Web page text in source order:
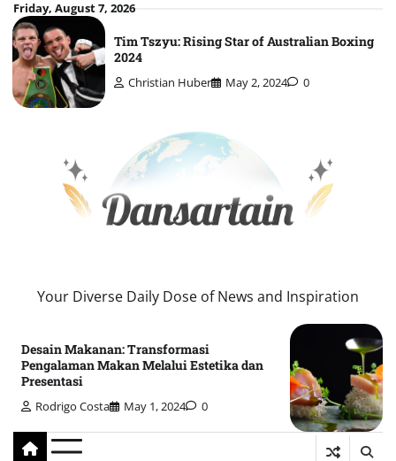
Skip
to
content
Friday, August 7, 2026
Tim Tszyu: Rising Star of Australian Boxing
2024
Christian Huber May 2, 2024 0
Your Diverse Daily Dose of News and Inspiration
Desain Makanan: Transformasi
Pengalaman Makan Melalui Estetika dan
Presentasi
Rodrigo Costa May 1, 2024 0